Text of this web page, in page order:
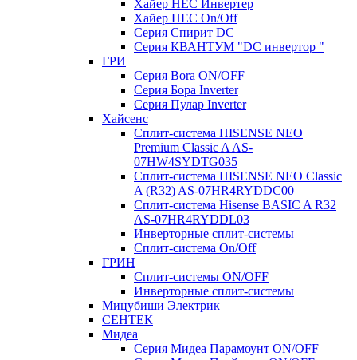
Хайер HEC Инвертер
Хайер HEC On/Off
Серия Спирит DC
Серия КВАНТУМ "DC инвертор "
ГРИ
Серия Bora ON/OFF
Серия Бора Inverter
Серия Пулар Inverter
Хайсенс
Сплит-система HISENSE NEO
Premium Classic A AS-
07HW4SYDTG035
Сплит-система HISENSE NEO Classic
A (R32) AS-07HR4RYDDC00
Сплит-система Hisense BASIC A R32
AS-07HR4RYDDL03
Инверторные сплит-системы
Сплит-система On/Off
ГРИН
Сплит-системы ON/OFF
Инверторные сплит-системы
Мицубиши Электрик
СЕНТЕК
Мидеа
Серия Мидеа Парамоунт ON/OFF